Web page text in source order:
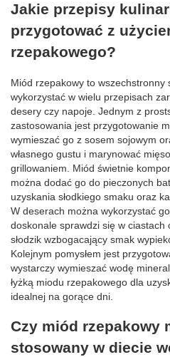
Jakie przepisy
przygotować z
rzepakowego?
Miód rzepakowy to wszechstronny
wykorzystać w wielu przepisach
desery czy napoje. Jednym z
zastosowania jest przygotowanie
wymieszać go z sosem sojowym
własnego gustu i marynować
grillowaniem. Miód świetnie
można dodać go do pieczonych
uzyskania słodkiego smaku oraz
W deserach można wykorzystać
doskonale sprawdzi się w
słodzik wzbogacający smak
Kolejnym pomysłem jest
wystarczy wymieszać wodę
łyżką miodu rzepakowego dla
idealnej na gorące dni.
Czy miód rzepakowy
stosowany w diecie